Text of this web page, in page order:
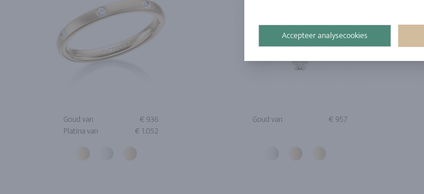
Goud van
€ 936
Platina van
€ 1.052
Goud van € 957
Accepteer analysecookies